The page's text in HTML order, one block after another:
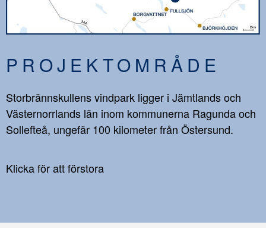
PROJEKTOMRÅDE
Storbrännskullens vindpark ligger i Jämtlands och
Västernorrlands län inom kommunerna Ragunda och
Sollefteå, ungefär 100 kilometer från Östersund.
Klicka för att förstora